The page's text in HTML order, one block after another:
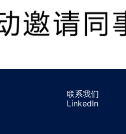
联系我们
LinkedIn